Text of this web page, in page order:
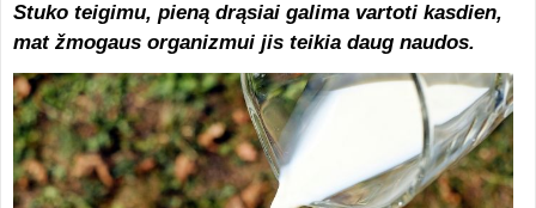
Stuko teigimu, pieną drąsiai galima vartoti kasdien,
mat žmogaus organizmui jis teikia daug naudos.